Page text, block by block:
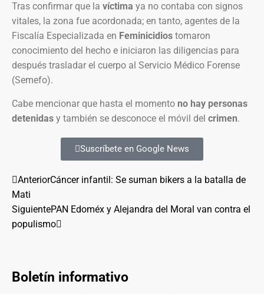
Tras confirmar que la víctima ya no contaba con signos
vitales, la zona fue acordonada; en tanto, agentes de la
Fiscalía Especializada en Feminicidios tomaron
conocimiento del hecho e iniciaron las diligencias para
después trasladar el cuerpo al Servicio Médico Forense
(Semefo).
Cabe mencionar que hasta el momento no hay personas
detenidas y también se desconoce el móvil del crimen.
Suscríbete en Google News
AnteriorCáncer infantil: Se suman bikers a la batalla de
Mati
SiguientePAN Edoméx y Alejandra del Moral van contra el
populismo
Boletín informativo